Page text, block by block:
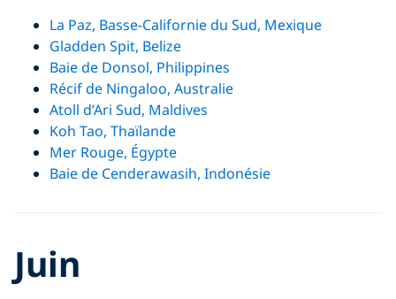
La Paz, Basse-Californie du Sud, Mexique
Gladden Spit, Belize
Baie de Donsol, Philippines
Récif de Ningaloo, Australie
Atoll d’Ari Sud, Maldives
Koh Tao, Thaïlande
Mer Rouge, Égypte
Baie de Cenderawasih, Indonésie
Juin